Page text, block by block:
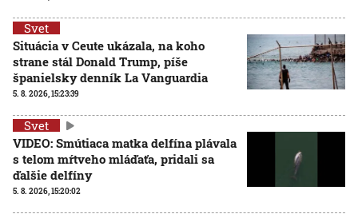
Svet
Situácia v Ceute ukázala, na koho
strane stál Donald Trump, píše
španielsky denník La Vanguardia
5. 8. 2026, 15:23:39
Svet
VIDEO: Smútiaca matka delfína plávala
s telom mŕtveho mláďaťa, pridali sa
ďalšie delfíny
5. 8. 2026, 15:20:02